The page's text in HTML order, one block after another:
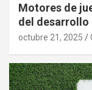
Motores de
del desarrollo
octubre 21, 2025